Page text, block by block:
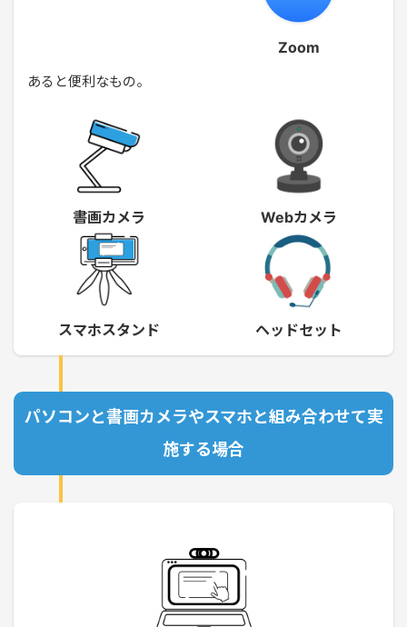
Zoom
あると便利なもの。
書画カメラ Webカメラ
スマホスタンド ヘッドセット
パソコンと書画カメラやスマホと組み合わせて実
施する場合